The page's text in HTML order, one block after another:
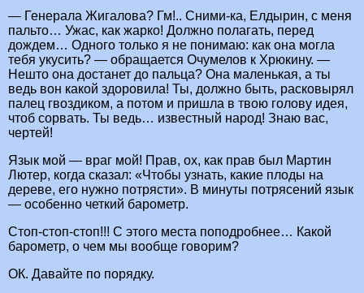
— Генерала Жигалова? Гм!.. Сними-ка, Елдырин, с меня
пальто… Ужас, как жарко! Должно полагать, перед
дождем… Одного только я не понимаю: как она могла
тебя укусить? — обращается Очумелов к Хрюкину. —
Нешто она достанет до пальца? Она маленькая, а ты
ведь вон какой здоровила! Ты, должно быть, расковырял
палец гвоздиком, а потом и пришла в твою голову идея,
чтоб сорвать. Ты ведь… известный народ! Знаю вас,
чертей!
Язык мой — враг мой! Прав, ох, как прав был Мартин
Лютер, когда сказал: «Чтобы узнать, какие плоды на
дереве, его нужно потрясти». В минуты потрясений язык
— особенно четкий барометр.
Стоп-стоп-стоп!!! С этого места поподробнее… Какой
барометр, о чем мы вообще говорим?
ОК. Давайте по порядку.